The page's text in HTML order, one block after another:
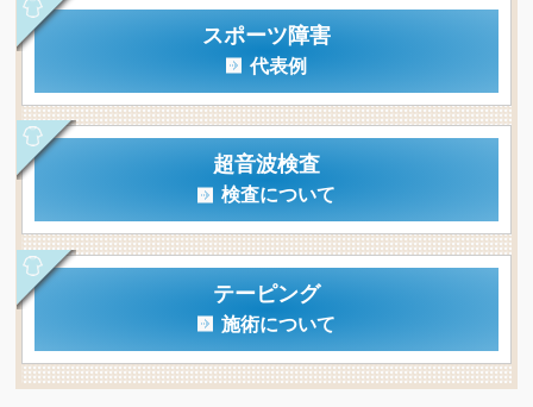
スポーツ障害
代表例
超音波検査
検査について
テーピング
施術について